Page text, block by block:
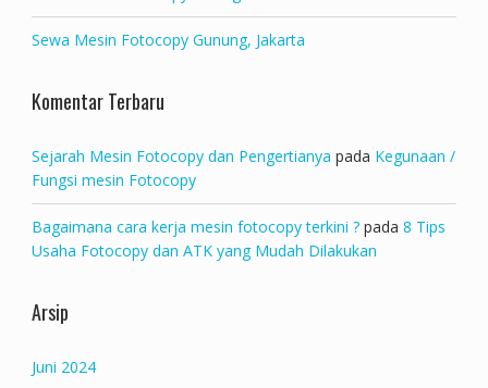
Sewa Mesin Fotocopy Gunung, Jakarta
Komentar Terbaru
Sejarah Mesin Fotocopy dan Pengertianya pada Kegunaan /
Fungsi mesin Fotocopy
Bagaimana cara kerja mesin fotocopy terkini ?pada 8 Tips
Usaha Fotocopy dan ATK yang Mudah Dilakukan
Arsip
Juni 2024